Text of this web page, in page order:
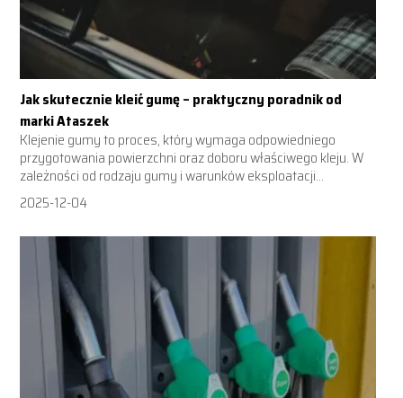
Jak skutecznie kleić gumę – praktyczny poradnik od
marki Ataszek
Klejenie gumy to proces, który wymaga odpowiedniego
przygotowania powierzchni oraz doboru właściwego kleju. W
zależności od rodzaju gumy i warunków eksploatacji...
2025-12-04